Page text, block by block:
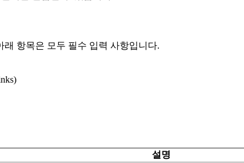
항목은 모두 필수 입력 사항입니다.
설명